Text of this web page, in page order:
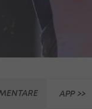
APP >>